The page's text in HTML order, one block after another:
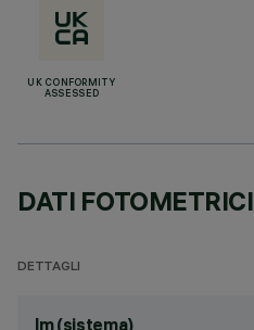
UK CONFORMITY
ASSESSED
DATI FOTOMETRICI
DETTAGLI
lm (sistema)